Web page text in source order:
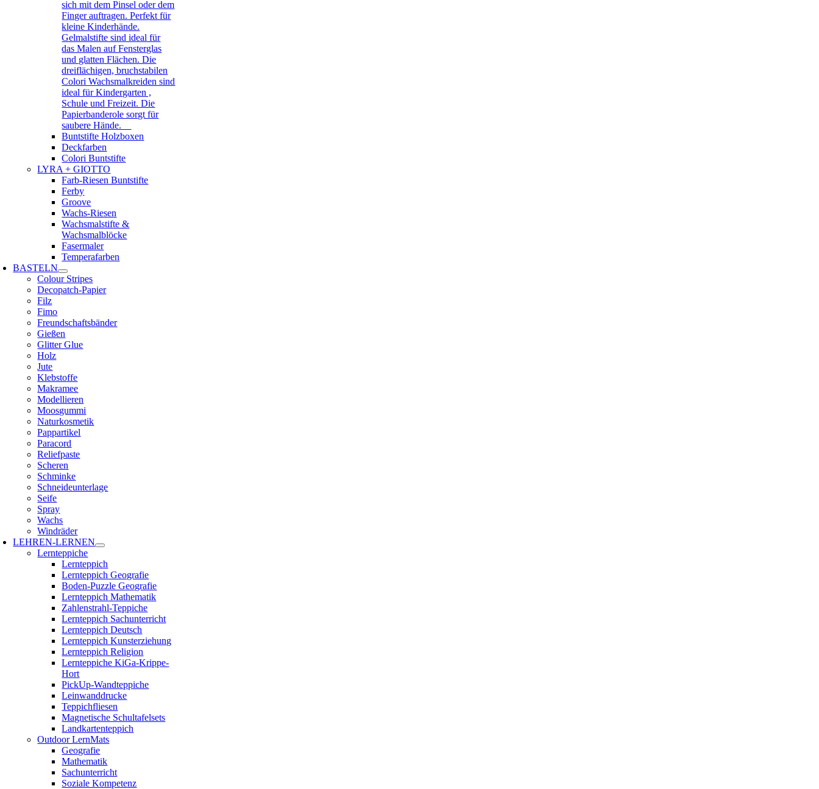
sich mit dem Pinsel oder dem
Finger auftragen. Perfekt für
kleine Kinderhände.
Gelmalstifte sind ideal für
das Malen auf Fensterglas
und glatten Flächen. Die
dreiflächigen, bruchstabilen
Colori Wachsmalkreiden sind
ideal für Kindergarten ,
Schule und Freizeit. Die
Papierbanderole sorgt für
saubere Hände.
Buntstifte Holzboxen
Deckfarben
Colori Buntstifte
LYRA + GIOTTO
Farb-Riesen Buntstifte
Ferby
Groove
Wachs-Riesen
Wachsmalstifte &
Wachsmalblöcke
Fasermaler
Temperafarben
BASTELN
Colour Stripes
Decopatch-Papier
Filz
Fimo
Freundschaftsbänder
Gießen
Glitter Glue
Holz
Jute
Klebstoffe
Makramee
Modellieren
Moosgummi
Naturkosmetik
Pappartikel
Paracord
Reliefpaste
Scheren
Schminke
Schneideunterlage
Seife
Spray
Wachs
Windräder
LEHREN-LERNEN
Lernteppiche
Lernteppich
Lernteppich Geografie
Boden-Puzzle Geografie
Lernteppich Mathematik
Zahlenstrahl-Teppiche
Lernteppich Sachunterricht
Lernteppich Deutsch
Lernteppich Kunsterziehung
Lernteppich Religion
Lernteppiche KiGa-Krippe-
Hort
PickUp-Wandteppiche
Leinwanddrucke
Teppichfliesen
Magnetische Schultafelsets
Landkartenteppich
Outdoor LernMats
Geografie
Mathematik
Sachunterricht
Soziale Kompetenz